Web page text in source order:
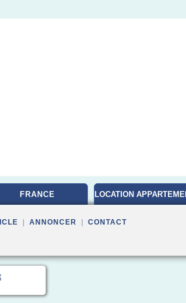
FRANCE LOCATION
ANNONCER CONTACT